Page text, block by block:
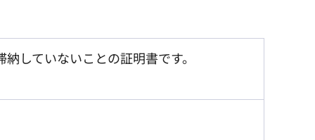
していないことの証明書です。